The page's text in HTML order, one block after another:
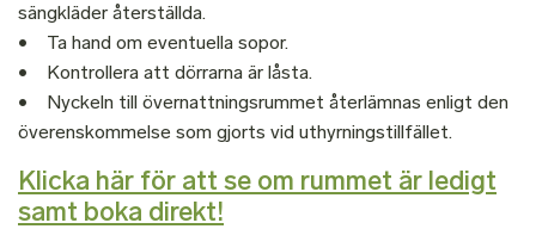
sängkläder återställda.
• Ta hand om eventuella sopor.
• Kontrollera att dörrarna är låsta.
• Nyckeln till övernattningsrummet återlämnas enligt den
överenskommelse som gjorts vid uthyrningstillfället.
Klicka här för att se om rummet är ledigt
samt boka direkt!